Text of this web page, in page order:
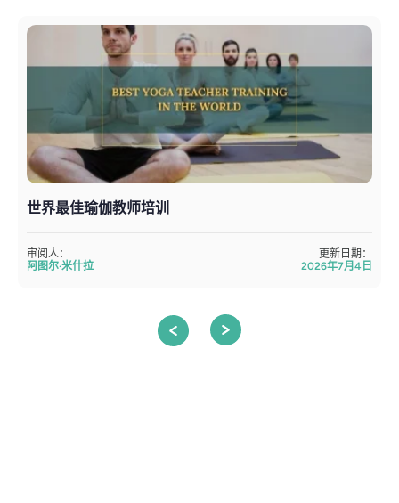
世界最佳瑜伽教师培训
审阅人：
阿图尔·米什拉
更新日期：
2026年7月4日